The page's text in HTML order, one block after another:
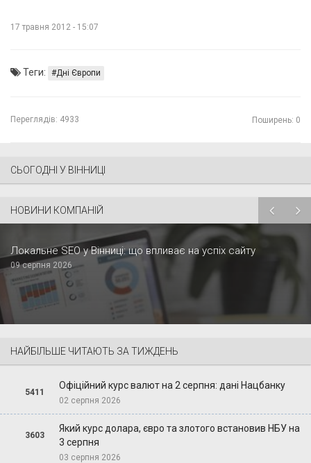
17 травня 2012 - 15:07
Теги: Дні Європи
Переглядів: 4933 Поширень: 0
СЬОГОДНІ У ВІННИЦІ
НОВИНИ КОМПАНІЙ
Локальне SEO у Вінниці: що впливає на успіх сайту
09 серпня 2026
НАЙБІЛЬШЕ ЧИТАЮТЬ ЗА ТИЖДЕНЬ
5411
Офіційний курс валют на 2 серпня: дані Нацбанку
02 серпня 2026
3603
Який курс долара, євро та злотого встановив НБУ на
3 серпня
03 серпня 2026